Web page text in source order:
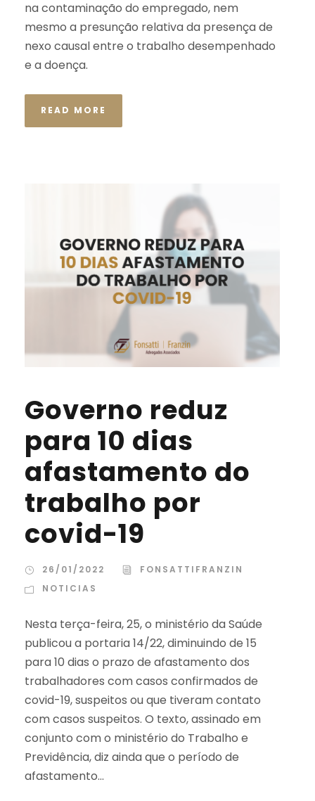
na contaminação do empregado, nem
mesmo a presunção relativa da presença de
nexo causal entre o trabalho desempenhado
e a doença.
READ MORE
Governo reduz
para 10 dias
afastamento do
trabalho por
covid-19
26/01/2022
FONSATTIFRANZIN
NOTICIAS
Nesta terça-feira, 25, o ministério da Saúde
publicou a portaria 14/22, diminuindo de 15
para 10 dias o prazo de afastamento dos
trabalhadores com casos confirmados de
covid-19, suspeitos ou que tiveram contato
com casos suspeitos. O texto, assinado em
conjunto com o ministério do Trabalho e
Previdência, diz ainda que o período de
afastamento...